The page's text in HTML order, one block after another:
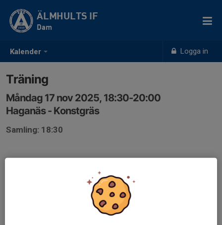
Kalender Logga in
ÄLMHULTS IF
Dam
Träning
Måndag 17 nov 2025, 18:30-20:00
Haganäs - Konstgräs
Samling: 18:30